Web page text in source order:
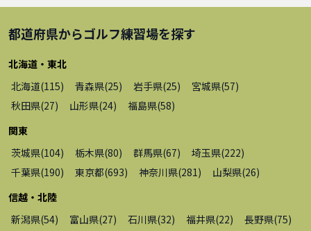
都道府県からゴルフ練習場を探す
北海道・東北
北海道(115) 青森県(25) 岩手県(25) 宮城県(57)
秋田県(27) 山形県(24) 福島県(58)
関東
茨城県(104) 栃木県(80) 群馬県(67) 埼玉県(222)
千葉県(190) 東京都(693) 神奈川県(281 ) 山梨県(26)
信越・北陸
新潟県(54) 富山県(27) 石川県(32) 福井県(22) 長野県(75)